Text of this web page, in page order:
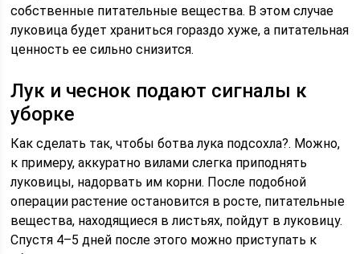
собственные питательные вещества. В этом случае
луковица будет храниться гораздо хуже, а питательная
ценность ее сильно снизится.
Лук и чеснок подают сигналы к
уборке
Как сделать так, чтобы ботва лука подсохла?. Можно,
к примеру, аккуратно вилами слегка приподнять
луковицы, надорвать им корни. После подобной
операции растение остановится в росте, питательные
вещества, находящиеся в листьях, пойдут в луковицу.
Спустя 4–5 дней после этого можно приступать к